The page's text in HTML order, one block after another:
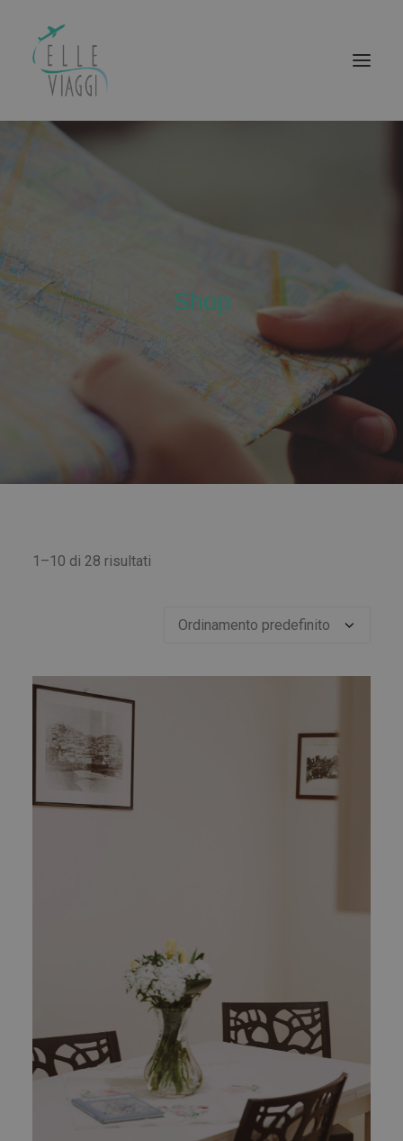
ACQUISTA IL TUO VIAGGIO
BASILICATA BELLEZZAShop
1–10 di 28 risultati